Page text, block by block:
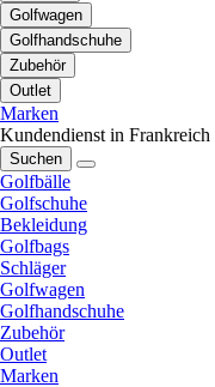
Golfwagen
Golfhandschuhe
Zubehör
Outlet
Marken
Kundendienst in Frankreich
Suchen
Golfbälle
Golfschuhe
Bekleidung
Golfbags
Schläger
Golfwagen
Golfhandschuhe
Zubehör
Outlet
Marken